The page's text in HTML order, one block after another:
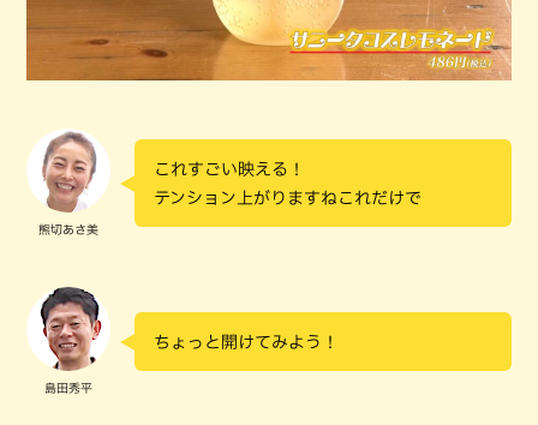
熊切あさ美
これすごい映える！
テンション上がりますねこれだけで
島田秀平
ちょっと開けてみよう！